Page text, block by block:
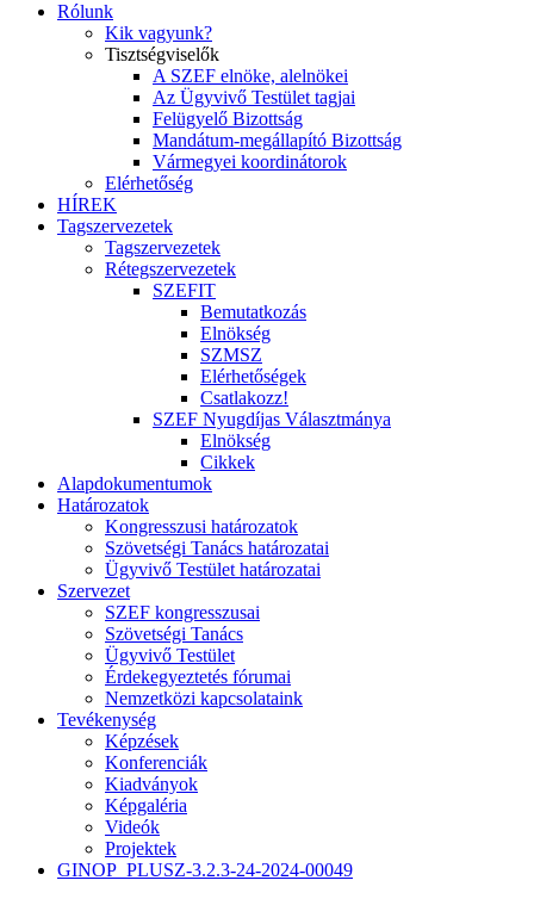
Rólunk
Kik vagyunk?
Tisztségviselők
A SZEF elnöke, alelnökei
Az Ügyvivő Testület tagjai
Felügyelő Bizottság
Mandátum-megállapító Bizottság
Vármegyei koordinátorok
Elérhetőség
HÍREK
Tagszervezetek
Tagszervezetek
Rétegszervezetek
SZEFIT
Bemutatkozás
Elnökség
SZMSZ
Elérhetőségek
Csatlakozz!
SZEF Nyugdíjas Választmánya
Elnökség
Cikkek
Alapdokumentumok
Határozatok
Kongresszusi határozatok
Szövetségi Tanács határozatai
Ügyvivő Testület határozatai
Szervezet
SZEF kongresszusai
Szövetségi Tanács
Ügyvivő Testület
Érdekegyeztetés fórumai
Nemzetközi kapcsolataink
Tevékenység
Képzések
Konferenciák
Kiadványok
Képgaléria
Videók
Projektek
GINOP_PLUSZ-3.2.3-24-2024-00049